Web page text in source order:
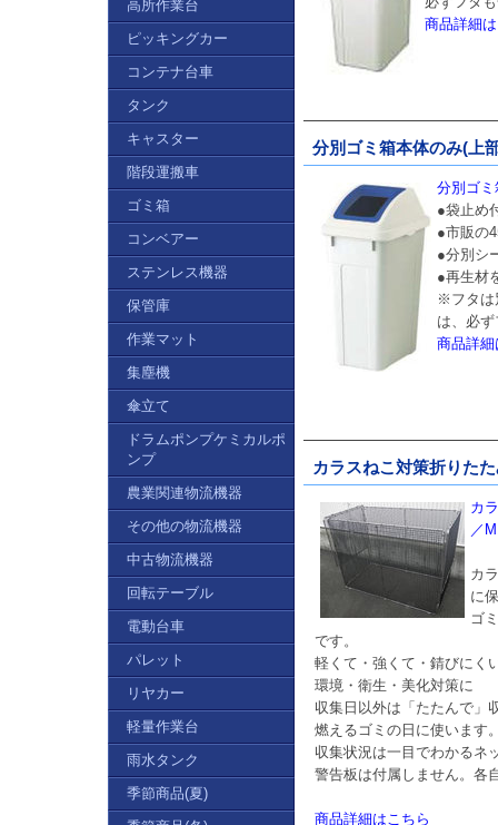
商品詳細
分別ゴミ箱本体のみ(上
分別ゴ
●袋止め
●市販の
●分別シ
●再生材
※フタは
は、必
商品詳
カラスねこ対策折りた
カ
／
カ
に
ゴ
です。
軽くて・強くて・錆びにく
環境・衛生・美化対策に
収集日以外は「たたんで」
燃えるゴミの日に使います
収集状況は一目でわかるネ
警告板は付属しません。各
商品詳細はこちら
高所作業台
ピッキングカー
コンテナ台車
タンク
キャスター
階段運搬車
ゴミ箱
コンベアー
ステンレス機器
保管庫
作業マット
集塵機
傘立て
ドラムポンプケミカルポ
ンプ
農業関連物流機器
その他の物流機器
中古物流機器
回転テーブル
電動台車
パレット
リヤカー
軽量作業台
雨水タンク
季節商品(夏)